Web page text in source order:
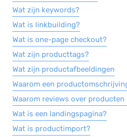
Wat zijn keywords?
Wat is linkbuilding?
Wat is one-page checkout?
Wat zijn producttags?
Wat zijn productafbeeldingen
Waarom een
Waarom reviews over producten
Wat is een landingspagina?
Wat is productimport?